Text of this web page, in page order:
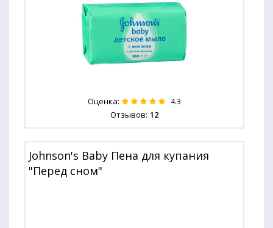
Оценка: 4.3
Отзывов: 12
Johnson's Baby Пена для купания
"Перед сном"